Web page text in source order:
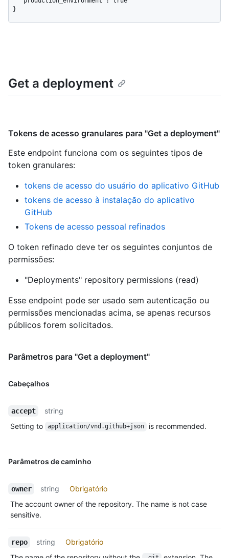
}
Get a deployment
Tokens de acesso granulares para "Get a deployment"
Este endpoint funciona com os seguintes tipos de
token granulares:
tokens de acesso do usuário do aplicativo GitHub
tokens de acesso à instalação do aplicativo
GitHub
Tokens de acesso pessoal refinados
O token refinado deve ter os seguintes conjuntos de
permissões:
"Deployments" repository permissions (read)
Esse endpoint pode ser usado sem autenticação ou
permissões mencionadas acima, se apenas recursos
públicos forem solicitados.
Parâmetros para "Get a deployment"
Cabeçalhos
accept
string
Setting to
application/vnd.github+json is recommended.
Parâmetros de caminho
owner string
Obrigatório
The account owner of the repository. The name is not case
sensitive.
repo string
Obrigatório